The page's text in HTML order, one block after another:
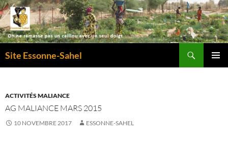
Site Essonne-Sahel
ACTIVITÉS MALIANCE
AG MALIANCE MARS 2015
10 NOVEMBRE 2017 ESSONNE-SAHEL